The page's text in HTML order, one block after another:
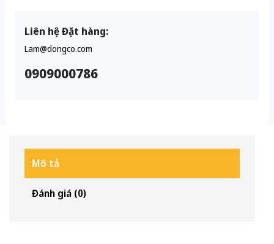
Liên hệ Đặt hàng:
Lam@dongco.com
0909000786
Mô tả
Đánh giá (0)